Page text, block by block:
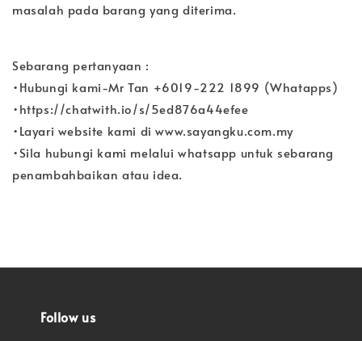
masalah pada barang yang diterima.
Sebarang pertanyaan :
•Hubungi kami-Mr Tan +6019-222 1899 (Whatapps)
•https://chatwith.io/s/5ed876a44efee
•Layari website kami di www.sayangku.com.my
•Sila hubungi kami melalui whatsapp untuk sebarang
penambahbaikan atau idea.
Follow us